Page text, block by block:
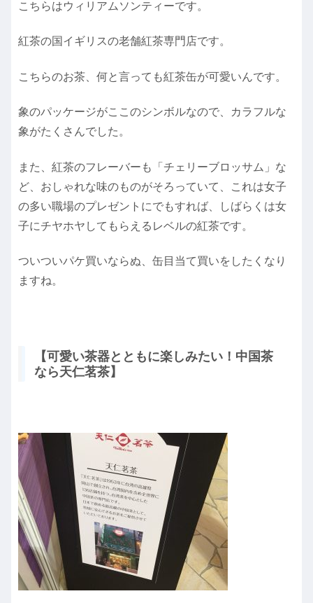
こちらはウィリアムソンティーです。
紅茶の国イギリスの老舗紅茶専門店です。
こちらのお茶、何と言っても紅茶缶が可愛いんです。
象のパッケージがここのシンボルなので、カラフルな
象がたくさんでした。
また、紅茶のフレーバーも「チェリーブロッサム」な
ど、おしゃれな味のものがそろっていて、これは女子
の多い職場のプレゼントにでもすれば、しばらくは女
子にチヤホヤしてもらえるレベルの紅茶です。
ついついパケ買いならぬ、缶目当て買いをしたくなり
ますね。
【可愛い茶器とともに楽しみたい！中国茶
なら天仁茗茶】